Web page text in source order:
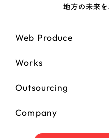
地方の未来を
Web Produce
Works
Outsourcing
Company